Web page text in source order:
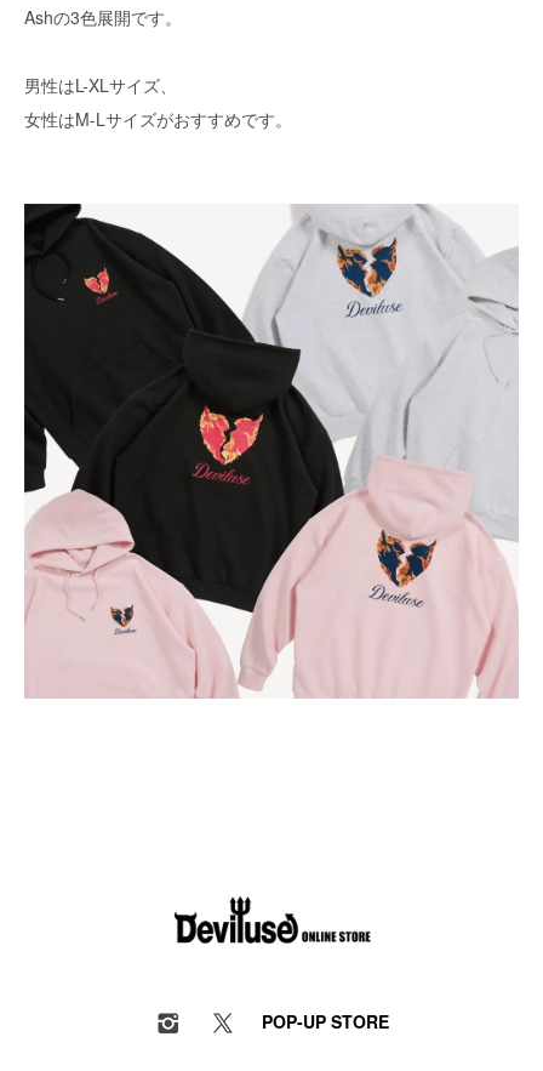
Ashの3色展開です。
男性はL-XLサイズ、
女性はM-Lサイズがおすすめです。
POP-UP STORE